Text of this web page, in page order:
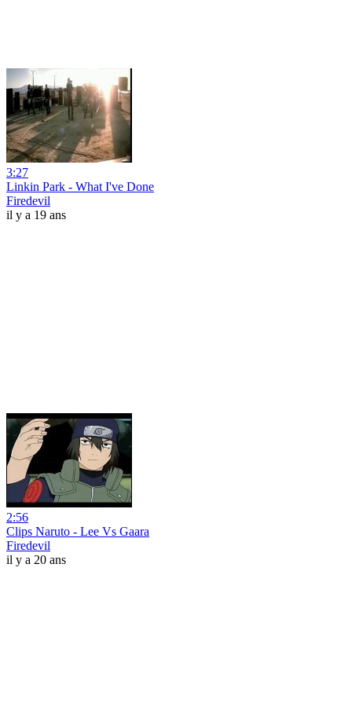
3:27
Linkin Park - What I've Done
Firedevil
il y a 19 ans
2:56
Clips Naruto - Lee Vs Gaara
Firedevil
il y a 20 ans